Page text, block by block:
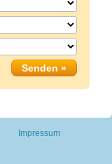
Impressum